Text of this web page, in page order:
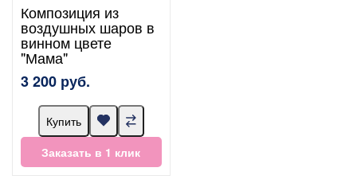
Композиция из
воздушных шаров в
винном цвете
"Мама"
3 200 руб.
Купить
Заказать в 1 клик